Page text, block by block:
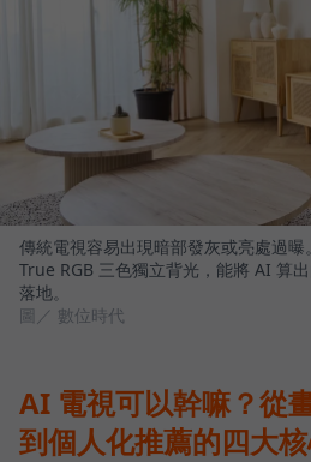
傳統電視容易出現暗部發灰或亮處過
True RGB 三色獨立背光，能將 AI 算
落地。
圖／ 數位時代
AI 電視可以幹嘛？從
到個人化推薦的四大